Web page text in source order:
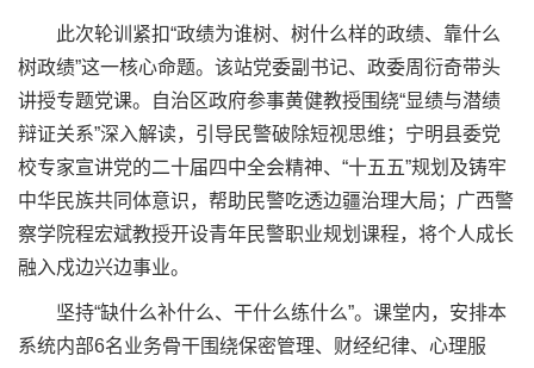
此次轮训紧扣“政绩为谁树、树什么样的政绩、靠什么
树政绩”这一核心命题。该站党委副书记、政委周衍奇带头
讲授专题党课。自治区政府参事黄健教授围绕“显绩与潜绩
辩证关系”深入解读，引导民警破除短视思维；宁明县委党
校专家宣讲党的二十届四中全会精神、“十五五”规划及铸牢
中华民族共同体意识，帮助民警吃透边疆治理大局；广西警
察学院程宏斌教授开设青年民警职业规划课程，将个人成长
融入戍边兴边事业。
坚持“缺什么补什么、干什么练什么”。课堂内，安排本
系统内部6名业务骨干围绕保密管理、财经纪律、心理服